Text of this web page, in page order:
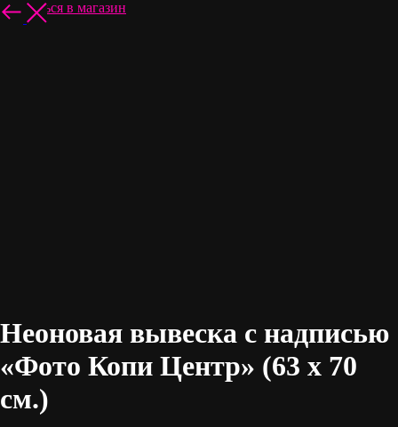
Вернуться в магазин
Неоновая вывеска с надписью
«Фото Копи Центр» (63 х 70
см.)